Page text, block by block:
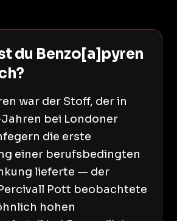
du Benzo[a]pyren
war der Stoff, der in
bei Londoner
die erste
einer berufsbedingten
lieferte — der
Pott beobachtete
hohen